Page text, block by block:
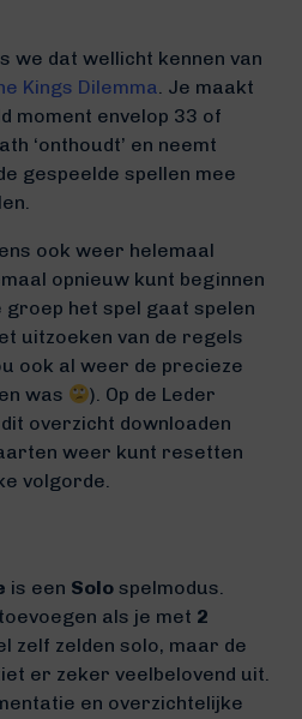
we dat wellicht kennen van
Kings Dilemma. Je maakt
moment envelop 33 of
‘onthoudt’ en neemt
gespeelde spellen mee
ook weer helemaal
opnieuw kunt beginnen
het spel gaat spelen
uitzoeken van de regels
ook al weer de precieze
was
). Op de Leder
overzicht downloaden
weer kunt resetten
volgorde.
is een Solo spelmodus.
als je met 2
zelf zelden solo, maar de
er zeker veelbelovend uit.
en overzichtelijke